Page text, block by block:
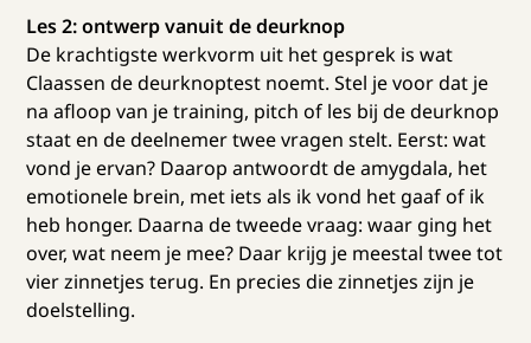
Les 2: ontwerp vanuit de deurknop
De krachtigste werkvorm uit het gesprek is wat
Claassen de deurknoptest noemt. Stel je voor dat je
na afloop van je training, pitch of les bij de deurknop
staat en de deelnemer twee vragen stelt. Eerst: wat
vond je ervan? Daarop antwoordt de amygdala, het
emotionele brein, met iets als ik vond het gaaf of ik
heb honger. Daarna de tweede vraag: waar ging het
over, wat neem je mee? Daar krijg je meestal twee tot
vier zinnetjes terug. En precies die zinnetjes zijn je
doelstelling.